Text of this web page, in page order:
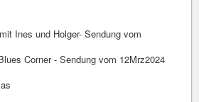
Ines und Holger- Sendung vom
Corner - Sendung vom 12Mrz2024